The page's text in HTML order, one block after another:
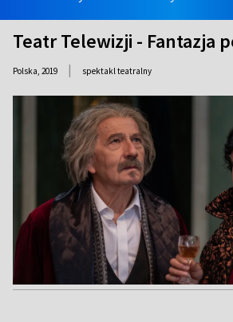
Teatr Telewizji - Fantazja
Polska, 2019 | spektakl teatralny